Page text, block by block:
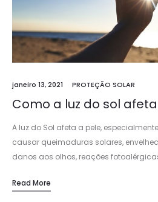
janeiro 13, 2021 PROTEÇÃO SOLAR
Como a luz do sol
A luz do Sol afeta a pele,
causar queimaduras solares,
danos aos olhos, reações
Read More